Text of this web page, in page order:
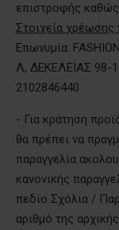
επιστροφής
Στοιχεία χρέωσης
Επωνυμία:
Λ, ΔΕΚΕΛΕΙΑΣ 98-
2102846440
- Για κράτηση
θα πρέπει να
παραγγελία
κανονικής
πεδίο Σχόλια /
αριθμό της